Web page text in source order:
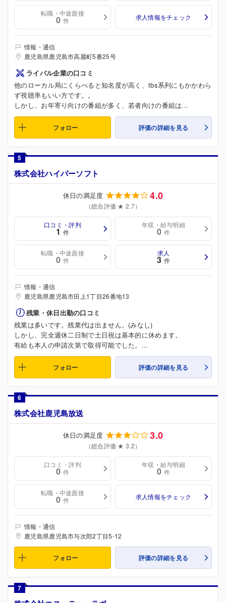
転職・中途面接
0 件 求人情報をチェック
情報・通信
鹿児島県鹿児島市高麗町5番25号
ライバル企業の口コミ
他のローカル局にくらべると知名度が高く、tbs系列にもかかわら
ず視聴率もいい方です。。
しかし、お年寄り向けの番組が多く、若者向けの番組は...
フォロー 評価の詳細を見る
5
株式会社ハイパーソフト
休日の満足度 4.0
（総合評価 ★ 2.7）
口コミ・評判
1 件
年収・給与明細
0 件
転職・中途面接
0 件
求人
3 件
情報・通信
鹿児島県鹿児島市田上1丁目26番地13
残業・休日出勤の口コミ
残業は多いです。残業代は出ません。(みなし)
しかし、完全週休二日制で土日祝は基本的に休めます。
有給も本人の申請次第で取得可能でした。...
フォロー 評価の詳細を見る
6
株式会社鹿児島放送
休日の満足度 3.0
（総合評価 ★ 3.2）
口コミ・評判
0 件
年収・給与明細
0 件
転職・中途面接
0 件 求人情報をチェック
情報・通信
鹿児島県鹿児島市与次郎2丁目5-12
フォロー 評価の詳細を見る
7